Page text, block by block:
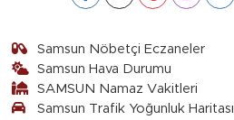
Samsun Nöbetçi Eczaneler
Samsun Hava Durumu
SAMSUN Namaz Vakitleri
Samsun Trafik Yoğunluk Haritası